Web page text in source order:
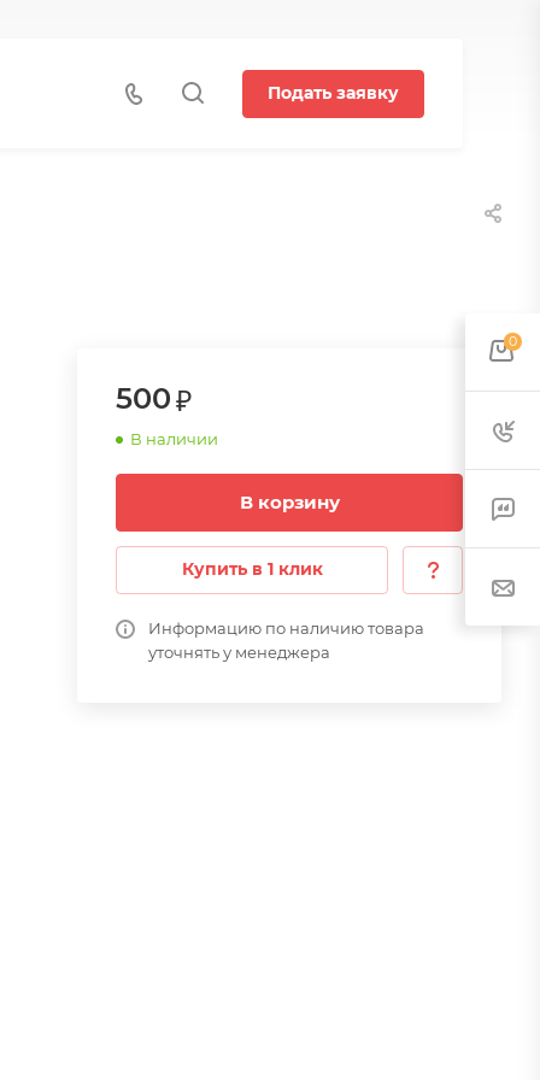
Подать заявку
500
В наличии
В корзину
Купить в 1 клик
Информацию по наличию товара
уточнять у менеджера
0